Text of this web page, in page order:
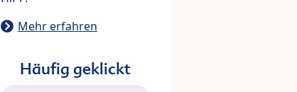
Mehr erfahren
Häufig geklickt